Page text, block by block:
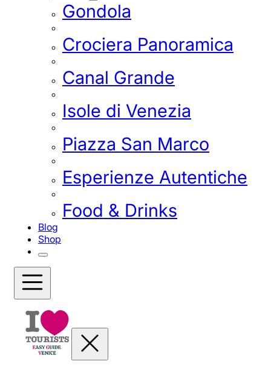
Gondola
Crociera Panoramica
Canal Grande
Isole di Venezia
Piazza San Marco
Esperienze Autentiche
Food & Drinks
Blog
Shop